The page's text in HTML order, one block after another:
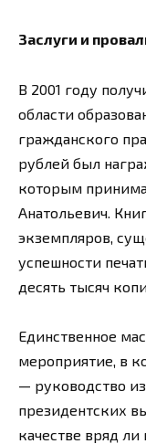
Заслуги и
В 2001 году
области
гражданского
рублей был
которым
Анатольевич.
экземпляров,
успешности
десять тысяч
Единственное
мероприятие, в
— руководство
президентских
качестве вряд